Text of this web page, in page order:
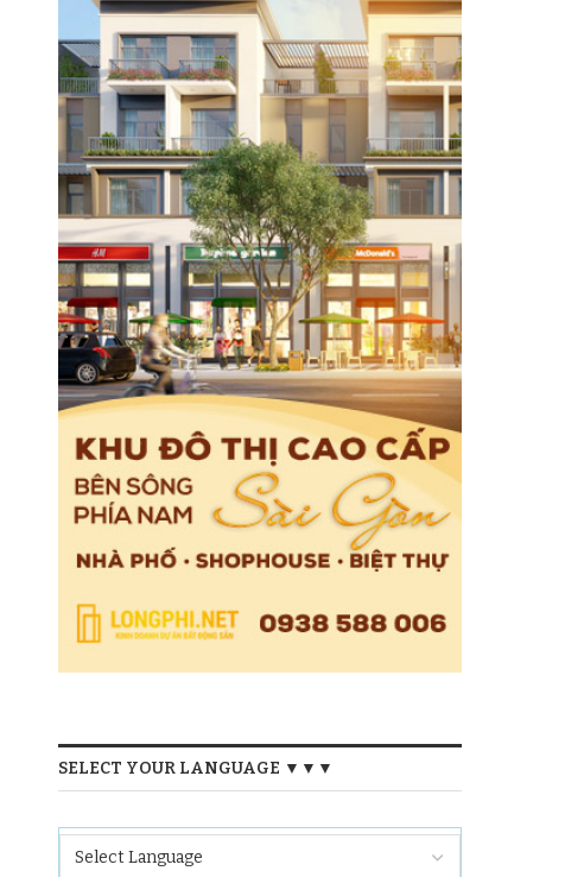
SELECT YOUR LANGUAGE ▼▼▼